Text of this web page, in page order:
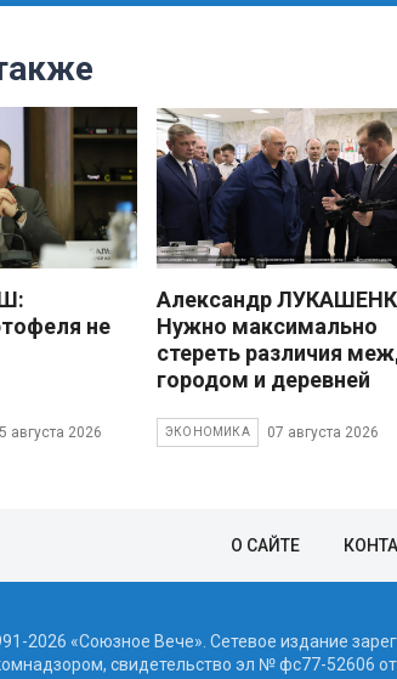
не
августа 2026
Александр
Нужно максимально
стереть различия
городом и деревней
ЭКОНОМИКА 07 августа 2026
О САЙТЕ
2026 «Союзное Вече». Сетевое издание
свидетельство эл № фc77-52606